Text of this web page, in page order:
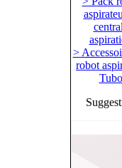
>
robot
Tubo